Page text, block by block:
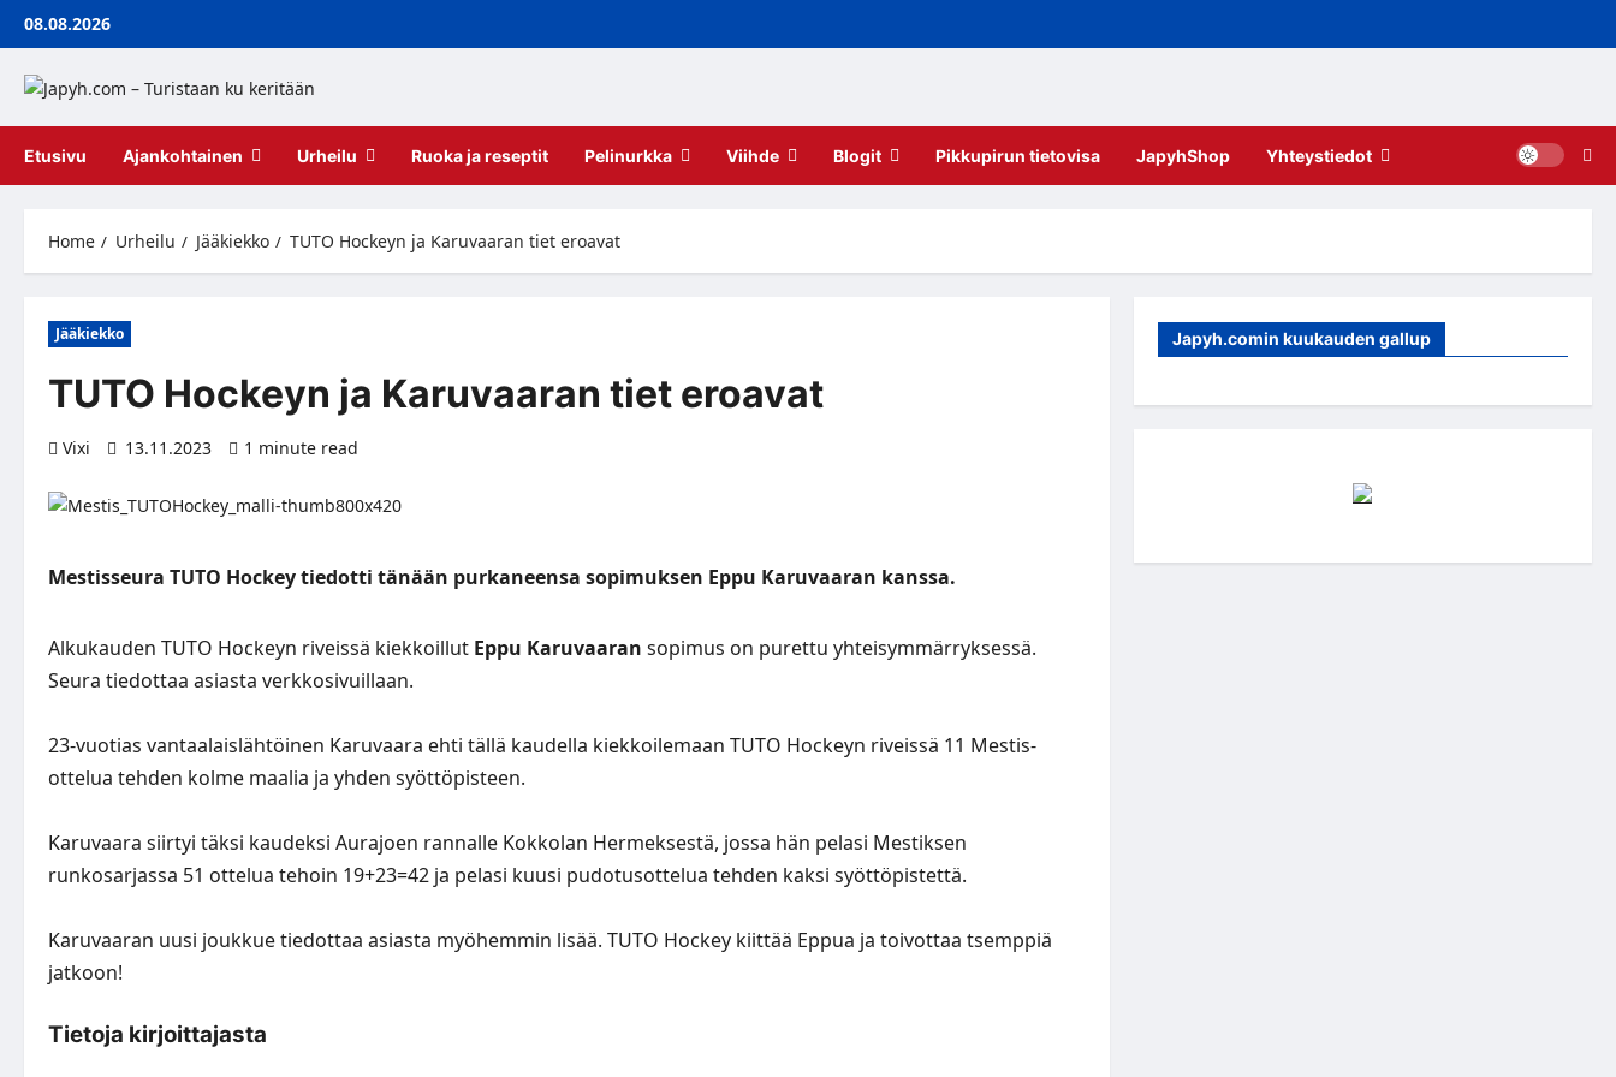
Skip08.08.2026
Etusivu Ajankohtainen Urheilu Ruoka ja reseptit Pelinurkka Viihde Blogit Pikkupirun tietovisa JapyhShop Yhteystiedot
Home Urheilu Jääkiekko TUTO Hockeyn ja Karuvaaran tiet eroavat
Jääkiekko
TUTO Hockeyn ja Karuvaaran tiet eroavat
Vixi 13.11.2023 1 minute read
Mestisseura TUTO Hockey tiedotti tänään purkaneensa sopimuksen Eppu Karuvaaran kanssa.
Alkukauden TUTO Hockeyn riveissä kiekkoillut Eppu Karuvaaran sopimus on purettu yhteisymmärryksessä.
Seura tiedottaa asiasta verkkosivuillaan.
23-vuotias vantaalaislähtöinen Karuvaara ehti tällä kaudella kiekkoilemaan TUTO Hockeyn riveissä 11 Mestis-
ottelua tehden kolme maalia ja yhden syöttöpisteen.
Karuvaara siirtyi täksi kaudeksi Aurajoen rannalle Kokkolan Hermeksestä, jossa hän pelasi Mestiksen
runkosarjassa 51 ottelua tehoin 19+23=42 ja pelasi kuusi pudotusottelua tehden kaksi syöttöpistettä.
Karuvaaran uusi joukkue tiedottaa asiasta myöhemmin lisää. TUTO Hockey kiittää Eppua ja toivottaa tsemppiä
jatkoon!
Tietoja kirjoittajasta
Japyh.comin kuukauden gallup